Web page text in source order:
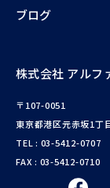
ブログ
株式会社 アルフ
〒107-0051
東京都港区元赤坂1丁
TEL : 03-5412-0707
FAX : 03-5412-0710